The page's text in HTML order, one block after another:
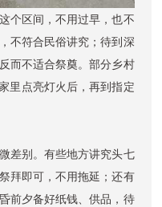
个区间，不用过早，也不
不符合民俗讲究；待到深
而不适合祭奠。部分乡村
里点亮灯火后，再到指定
差别。有些地方讲究头七
拜即可，不用拖延；还有
前夕备好纸钱、供品，待